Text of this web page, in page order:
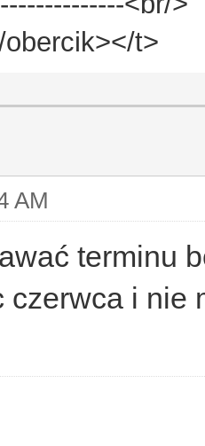
t>
AM
terminu
czerwca i nie